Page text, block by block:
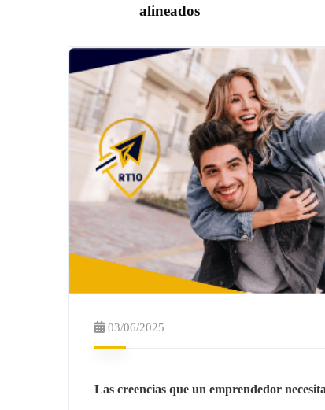
alineados
03/06/2025
Las creencias que un emprendedor